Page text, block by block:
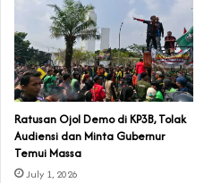
‎Ratusan Ojol Demo di KP3B, Tolak
Audiensi dan Minta Gubernur
Temui Massa
July 1, 2026